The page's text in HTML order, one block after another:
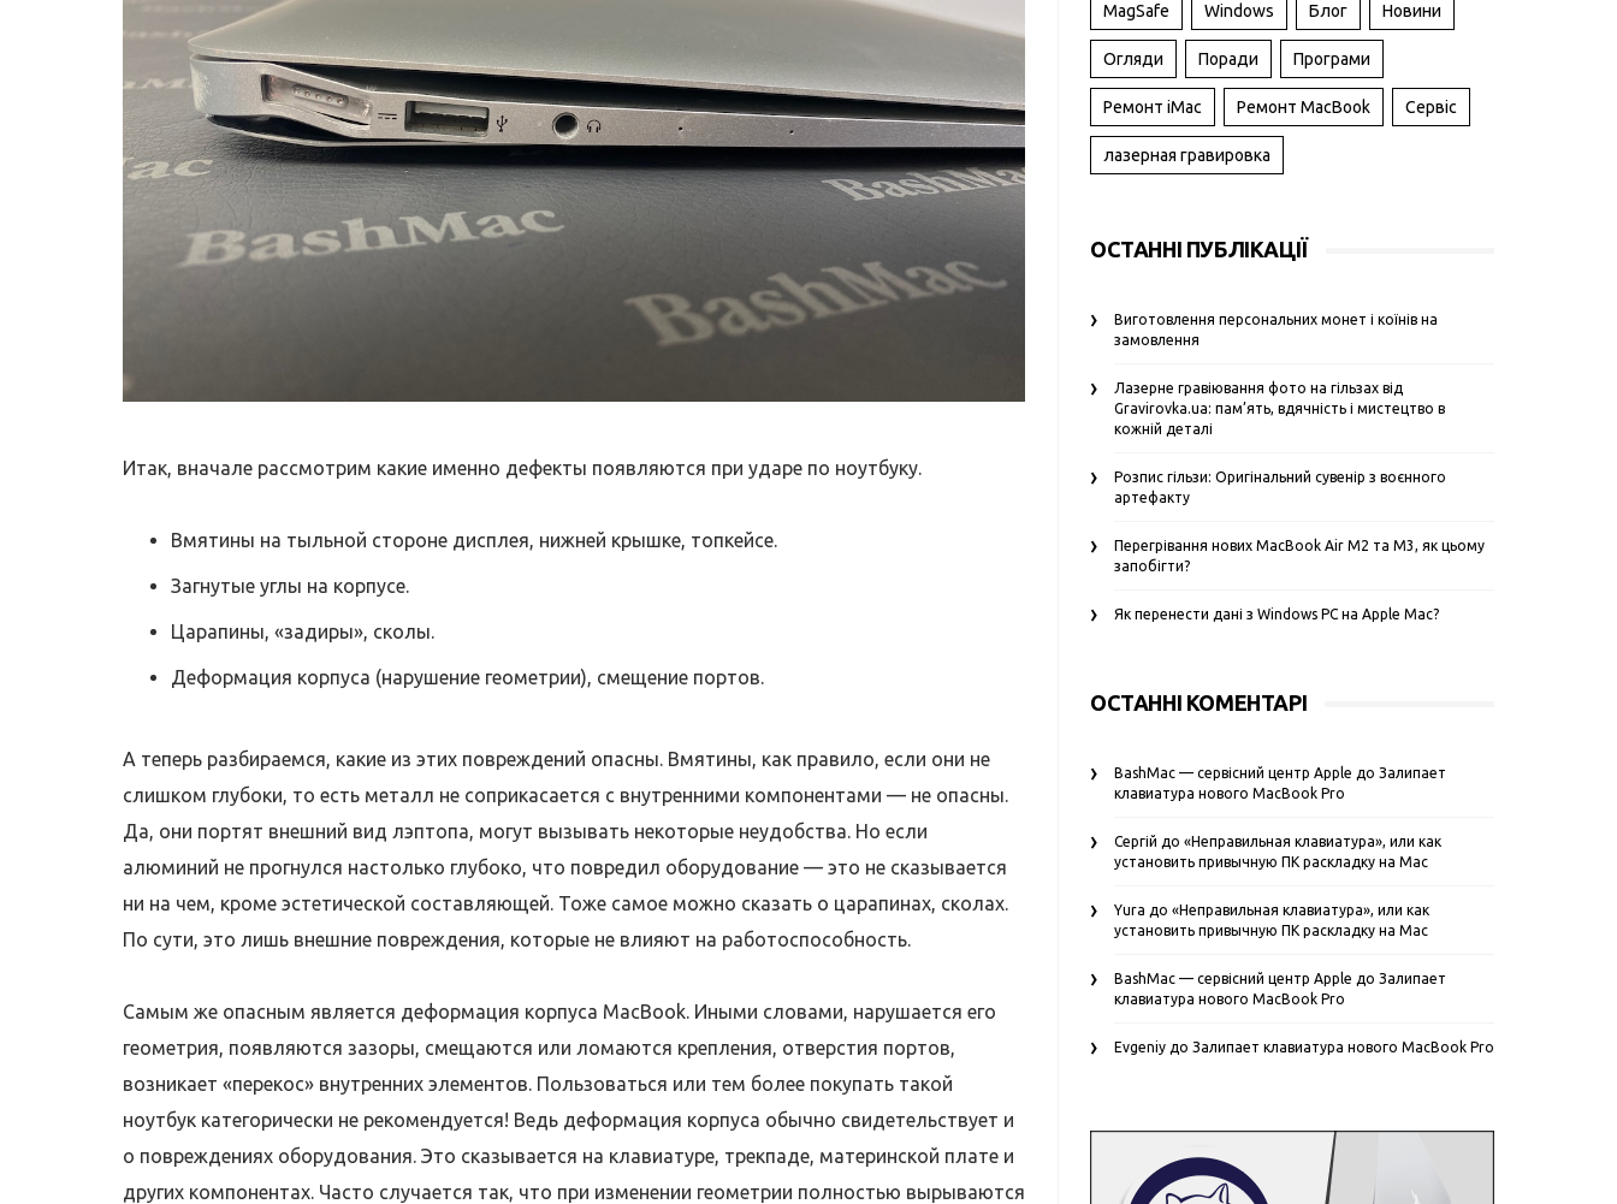
Итак, вначале рассмотрим какие именно дефекты появляются при ударе по ноутбуку.
Вмятины на тыльной стороне дисплея, нижней крышке, топкейсе.
Загнутые углы на корпусе.
Царапины, «задиры», сколы.
Деформация корпуса (нарушение геометрии), смещение портов.
А теперь разбираемся, какие из этих повреждений опасны. Вмятины, как правило, если они не
слишком глубоки, то есть металл не соприкасается с внутренними компонентами — не опасны.
Да, они портят внешний вид лэптопа, могут вызывать некоторые неудобства. Но если
алюминий не прогнулся настолько глубоко, что повредил оборудование — это не сказывается
ни на чем, кроме эстетической составляющей. Тоже самое можно сказать о царапинах, сколах.
По сути, это лишь внешние повреждения, которые не влияют на работоспособность.
Самым же опасным является деформация корпуса MacBook. Иными словами, нарушается его
геометрия, появляются зазоры, смещаются или ломаются крепления, отверстия портов,
возникает «перекос» внутренних элементов. Пользоваться или тем более покупать такой
ноутбук категорически не рекомендуется! Ведь деформация корпуса обычно свидетельствует и
о повреждениях оборудования. Это сказывается на клавиатуре, трекпаде, материнской плате и
других компонентах. Часто случается так, что при изменении геометрии полностью вырываются
MagSafe Windows Блог Новини
Огляди Поради Програми
Ремонт iMac Ремонт MacBook Сервіс
лазерная гравировка
ОСТАННІ ПУБЛІКАЦІЇ
Виготовлення персональних монет і коїнів на
замовлення
Лазерне гравіювання фото на гільзах від
Gravirovka.ua: пам’ять, вдячність і мистецтво в
кожній деталі
Розпис гільзи: Оригінальний сувенір з воєнного
артефакту
Перегрівання нових MacBook Air M2 та M3, як цьому
запобігти?
Як перенести дані з Windows PC на Apple Mac?
ОСТАННІ КОМЕНТАРІ
BashMac — сервісний центр Apple до Залипает
клавиатура нового MacBook Pro
Сергій до «Неправильная клавиатура», или как
установить привычную ПК раскладку на Mac
Yura до «Неправильная клавиатура», или как
установить привычную ПК раскладку на Mac
BashMac — сервісний центр Apple до Залипает
клавиатура нового MacBook Pro
Evgeniy до Залипает клавиатура нового MacBook Pro